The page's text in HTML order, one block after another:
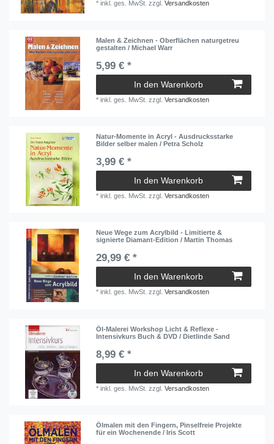
*inkl. ges. MwSt. zzgl.Versandkosten
Malen & Zeichnen - Oberflächen naturgetreu
gestalten / Michael Warr
5,99 € *
In den Warenkorb
*inkl. ges. MwSt. zzgl.Versandkosten
Natur-Momente in Acryl - Ausdrucksstarke
Bilder selber malen / Petra Scholz
3,99 € *
In den Warenkorb
*inkl. ges. MwSt. zzgl.Versandkosten
Neue Wege zum Acrylbild - Limitierte &
signierte Diamant-Edition / Martin Thomas
29,99 € *
In den Warenkorb
*inkl. ges. MwSt. zzgl.Versandkosten
Öl-Malerei Workshop Licht & Reflexe -
Intensivkurs Buch & DVD / Dietlinde Sand
8,99 € *
In den Warenkorb
*inkl. ges. MwSt. zzgl.Versandkosten
Ölmalen mit den Fingern, Pinselfreie Projekte
für ein Wochenende / Iris Scott